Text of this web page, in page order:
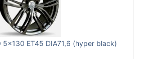
5x130 ET45 DIA71,6 (hyper black)